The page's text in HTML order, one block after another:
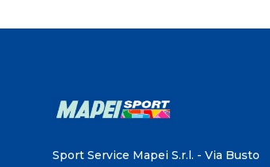
Sport Service Mapei S.r.l. - Via Busto